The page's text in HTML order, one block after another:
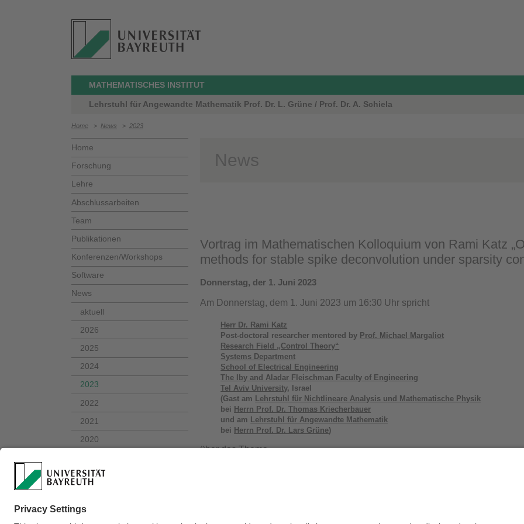
MATHEMATISCHES INSTITUT
Lehrstuhl für Angewandte Mathematik Prof. Dr. L. Grüne / Prof. Dr. A. Schiela
Home > News > 2023
Home
Forschung
Lehre
Abschlussarbeiten
Team
Publikationen
Konferenzen/Workshops
Software
News
aktuell
2026
2025
2024
2023
2022
2021
2020
News
Vortrag im Mathematischen Kolloquium von Rami Katz
methods for stable spike deconvolution under sparsity
Donnerstag, der 1. Juni 2023
Am Donnerstag, dem 1. Juni 2023 um 16:30 Uhr spricht
Herr Dr. Rami Katz
Post-doctoral researcher mentored by Prof. Michael Margaliot
Research Field „Control Theory“
Systems Department
School of Electrical Engineering
The Iby and Aladar Fleischman Faculty of Engineering
Tel Aviv University, Israel
(Gast am Lehrstuhl für Nichtlineare Analysis und Mathematische Physik
bei Herrn Prof. Dr. Thomas Kriecherbauer
und am Lehrstuhl für Angewandte Mathematik
bei Herrn Prof. Dr. Lars Grüne)
über das Thema